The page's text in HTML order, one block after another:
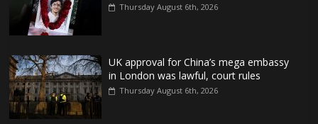
Thursday August 6th, 2026
UK approval for China’s mega embassy
in London was lawful, court rules
Thursday August 6th, 2026